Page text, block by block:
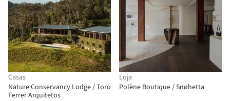
Casas
Nature Conservancy Lodge / Toro
Ferrer Arquitetos
Loja
Polène Boutique / Snøhetta